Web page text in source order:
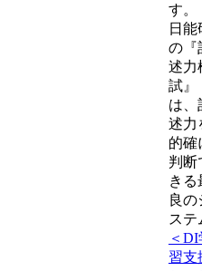
す。
日能
の『
述力
試』
は、
述力
的確
判断
きる
良の
ステ
＜DI
習支